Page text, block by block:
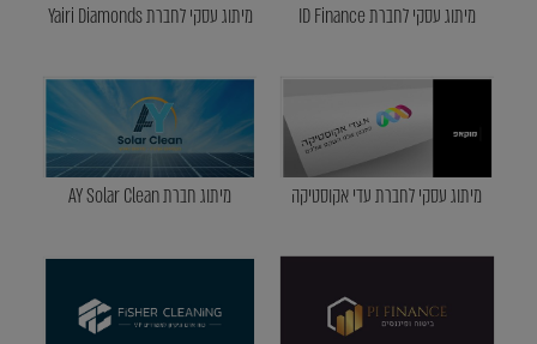
מיתוג עסקי לחברת ID Finance מיתוג עסקי לחברת Yairi Diamonds
מיתוג עסקי לחברת עדי אקוסטיקה מיתוג חברת AY Solar Clean